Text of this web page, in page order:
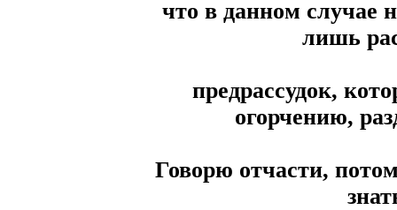
что в данном
лишь
предрассудок,
огорчению,
Говорю отчасти,